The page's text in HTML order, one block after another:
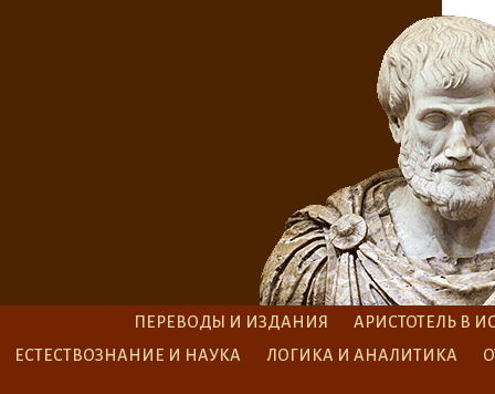
ПЕРЕВОДЫ И ИЗДАНИЯ
АРИСТОТЕЛЬ В
ЕСТЕСТВОЗНАНИЕ И НАУКА
ЛОГИКА И АНАЛИТИКА